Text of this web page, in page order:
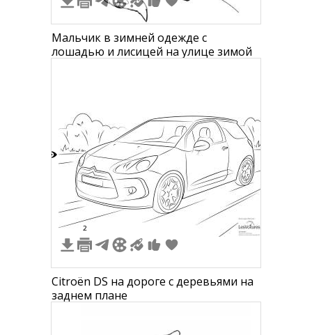
Мальчик в зимней одежде с
лошадью и лисицей на улице зимой
2
Citroën DS на дороге с деревьями на
заднем плане